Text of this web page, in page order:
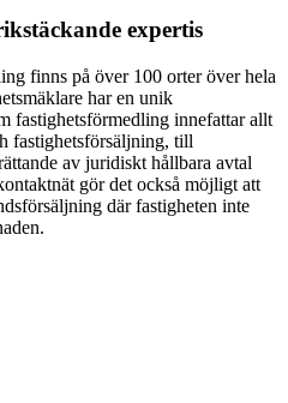
expertis
finns på över 100 orter över hela
har en unik
fastighetsförmedling innefattar allt
fastighetsförsäljning, till
av juridiskt hållbara avtal
gör det också möjligt att
där fastigheten inte